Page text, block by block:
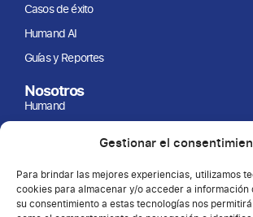
Gestionar el
Para brindar las mejores experiencias, utilizamos
cookies para almacenar y/o acceder a información
su consentimiento a estas tecnologías nos
Casos de éxito
Humand AI
Guías y Reportes
Nosotros
Humand
ONGs